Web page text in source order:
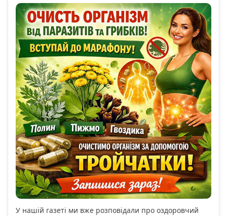
У нашій газеті ми вже розповідали про оздоровчий